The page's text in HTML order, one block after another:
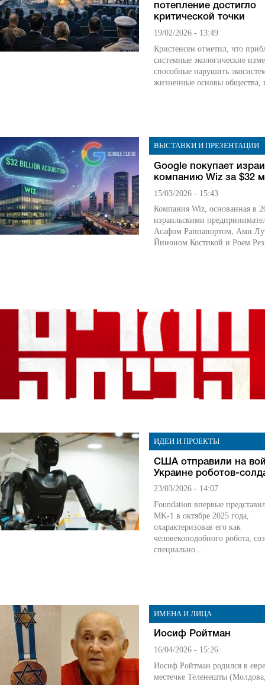
потепление достигло
критической точки
19/02/2026 - 13:49
Кристенсен отметил, что
системные экологические
способные нарушить
жизненные основы общества,
ВЫСТАВКИ И ПРЕЗЕНТАЦИИ
Google покупает
компанию Wiz за $32
15/03/2026 - 15:43
Компания Wiz, основанная в
израильскими
Асафом Раппапортом, Ами
Йиноном Костикой и Роем
ИДЕИ И ПРОЕКТЫ
США отправили на
Украине роботов-
23/03/2026 - 14:07
Foundation впервые
MK-1 в октябре 2025 года,
охарактеризовав его как
человекоподобного робота,
специально...
ИМЕНА И ЛИЦА
Иосиф Ройтман
16/04/2026 - 15:26
Иосиф Ройтман родился в
местечке Теленешты